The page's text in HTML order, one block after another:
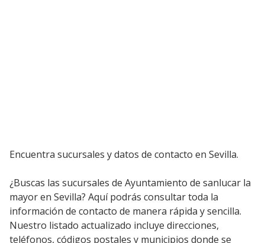
Encuentra sucursales y datos de contacto en Sevilla.
¿Buscas las sucursales de Ayuntamiento de sanlucar la
mayor en Sevilla? Aquí podrás consultar toda la
información de contacto de manera rápida y sencilla.
Nuestro listado actualizado incluye direcciones,
teléfonos, códigos postales y municipios donde se